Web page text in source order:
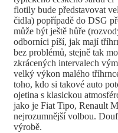
flotily bude představovat
čidla) popřípadě do DSG
může být ještě hůře
odborníci píší, jak mají
bez problémů, stejně tak
zkrácených intervalech
velký výkon malého
toho, kdo si takové auto
ojetina s klasickou
jako je Fiat Tipo, Renault
nejrozumnější volbou.
výrobě.